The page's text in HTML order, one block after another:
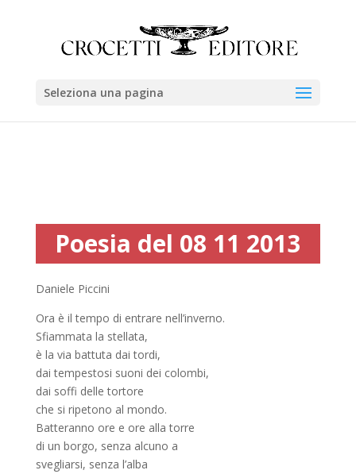
Seleziona una pagina
Poesia del 08 11 2013
Daniele Piccini
Ora è il tempo di entrare nell’inverno.
Sfiammata la stellata,
è la via battuta dai tordi,
dai tempestosi suoni dei colombi,
dai soffi delle tortore
che si ripetono al mondo.
Batteranno ore e ore alla torre
di un borgo, senza alcuno a
svegliarsi, senza l’alba